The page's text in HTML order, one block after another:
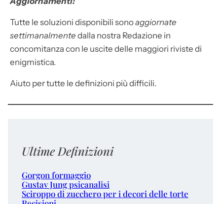
Tutte le soluzioni disponibili sonoaggiornate
settimanalmente dalla nostra Redazione in
concomitanza con le uscite delle maggiori riviste di
enigmistica.
Aiuto per tutte le definizioni più difficili.
Ultime Definizioni
Gorgon formaggio
Gustav Jung psicanalisi
Sciroppo di zucchero per i decori delle torte